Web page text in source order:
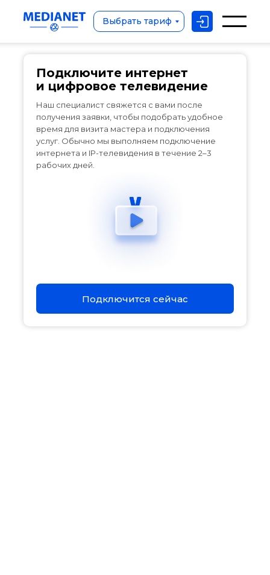
Выбрать тариф
Подключится сейчас
Наш специалист свяжется с вами после
получения заявки, чтобы подобрать удобное
время для визита мастера и подключения
услуг. Обычно мы выполняем подключение
интернета и IP-телевидения в течение 2–3
рабочих дней.
Подключите интернет
и цифровое телевидение
цифровое телевидение